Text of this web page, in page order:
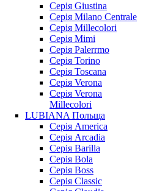
Серія Giustina
Серія Milano Centrale
Серія Millecolori
Серія Mimi
Серія Palerrmo
Серія Torino
Серія Toscana
Серія Verona
Серія Verona
Millecolori
LUBIANA Польща
Серія America
Серія Arcadia
Серія Barilla
Серія Bola
Серія Boss
Серія Classic